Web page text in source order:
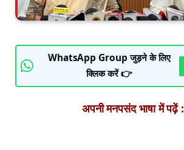
WhatsApp Group जुड़ने के लिए
क्लिक करें 👉
अपनी मनपसंद भाषा में पढ़ें :